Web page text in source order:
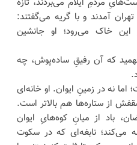
آمدند و با گریه می‌گفتند:
خاک می‌رود؛ او جانشین
که آن رفیقِ ساده‌پوش، چه
نه در زمینِ ایوان. او خانه‌ای
از ستاره‌ها هم بالاتر است.
باد از میانِ کوه‌هایِ ایوان
می‌کند؛ نابغه‌ای که در سکوت